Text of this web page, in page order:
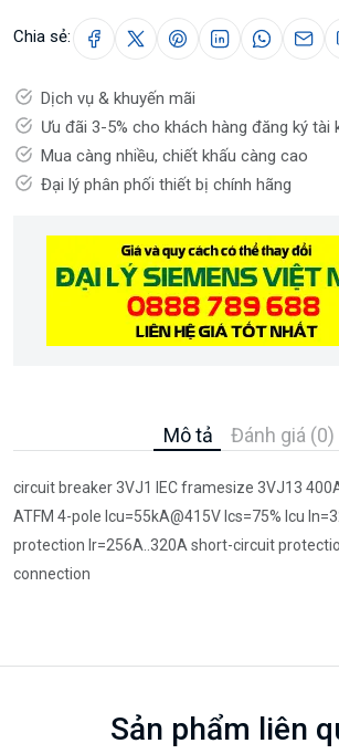
Chia sẻ:
Dịch vụ & khuyến mãi
Ưu đãi 3-5% cho khách hàng đăng ký tài
Mua càng nhiều, chiết khấu càng cao
Đại lý phân phối thiết bị chính hãng
Mô tả Đánh giá (0)
circuit breaker 3VJ1 IEC framesize 3VJ13
ATFM 4-pole Icu=55kA@415V Ics=75% Icu
protection Ir=256A..320A short-circuit
connection
Sản phẩm liên